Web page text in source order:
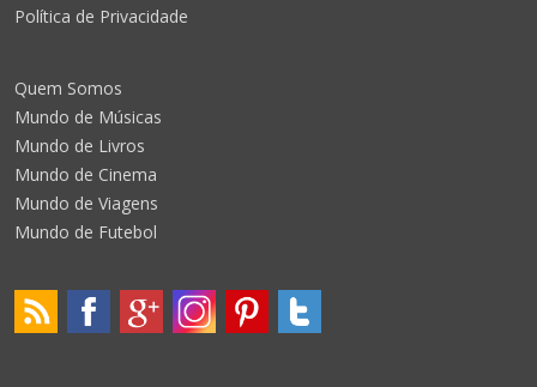
Política de Privacidade
Quem Somos
Mundo de Músicas
Mundo de Livros
Mundo de Cinema
Mundo de Viagens
Mundo de Futebol